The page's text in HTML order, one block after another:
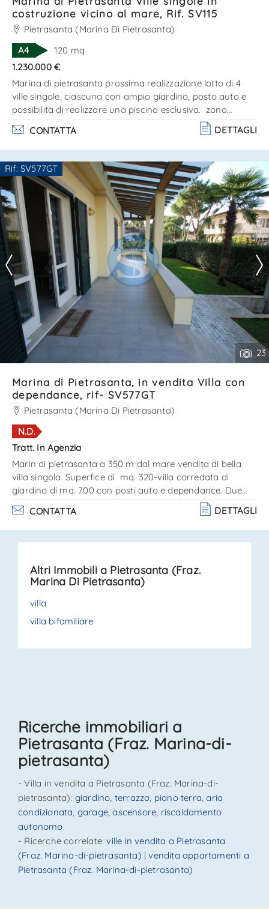
costruzione vicino al mare, Rif. SV115
Pietrasanta (Marina Di Pietrasanta)
A4
120 mq
1.230.000 €
Marina di pietrasanta prossima realizzazione lotto di 4
ville singole, ciascuna con ampio giardino, posto auto e
possibilità di realizzare una piscina esclusiva. zona
centrale a mt. 800 dal mare nuova costruzione,
possibilità di scegliere le finiture e gli allestimenti. Le
proprietà sono strutturate su 2 livelli come segue: p.
Terra - ingresso- soggiorno, cucina, bagno e camera
matrimoniale disimpegno, piano primo: 2 camere , 1
bagno e balcon. . .
CONTATTA DETTAGLI
Rif: SV577GT
23
Ti interessa?
Contatta
--------------------
Vedi tutti i dettagli
Marina di Pietrasanta, in vendita Villa con
dependance, rif- SV577GT
Pietrasanta (Marina Di Pietrasanta)
N.D.
Tratt. In Agenzia
Marin di pietrasanta a 350 m dal mare vendita di bella
villa singola. Superfice di mq. 320-villa corredata di
giardino di mq. 700 con posti auto e dependance. Due
piani così composti:p. T. Ampio soggiorno con accesso
sulla verandacucina/sala pranzo2 camere2 bagni; piano
primo con travi a vista:2 camere1 bagnoambiente di uso
libero , molto grande e luminoso con accesso sulla
dependance con soggiorno + angolo cottura2 camereba.
CONTATTA DETTAGLI
Altri Immobili a Pietrasanta (Fraz.
Marina Di Pietrasanta)
villa
villa bifamiliare
Ricerche immobiliari a
Pietrasanta (Fraz. Marina-di-
pietrasanta)
- Villa in vendita a Pietrasanta (Fraz. Marina-di-
pietrasanta): giardino terrazzo piano terra ,aria
condizionata garage ,ascensore riscaldamento
autonomo
- Ricerche correlate:ville in vendita a Pietrasanta
(Fraz. Marina-di-pietrasanta) |vendita appartamenti a
Pietrasanta (Fraz. Marina-di-pietrasanta)